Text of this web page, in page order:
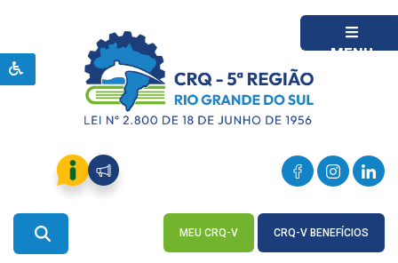
MENU
MEU CRQ-V CRQ-V BENEFÍCIOS